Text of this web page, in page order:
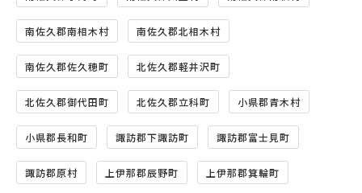
南佐久郡南相木村 南佐久郡北相木村
南佐久郡佐久穂町 北佐久郡軽井沢町
北佐久郡御代田町 北佐久郡立科町 小県郡青木村
小県郡長和町 諏訪郡下諏訪町 諏訪郡富士見町
諏訪郡原村 上伊那郡辰野町 上伊那郡箕輪町